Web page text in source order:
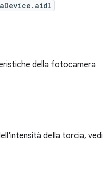
della fotocamera
della torcia, vedi